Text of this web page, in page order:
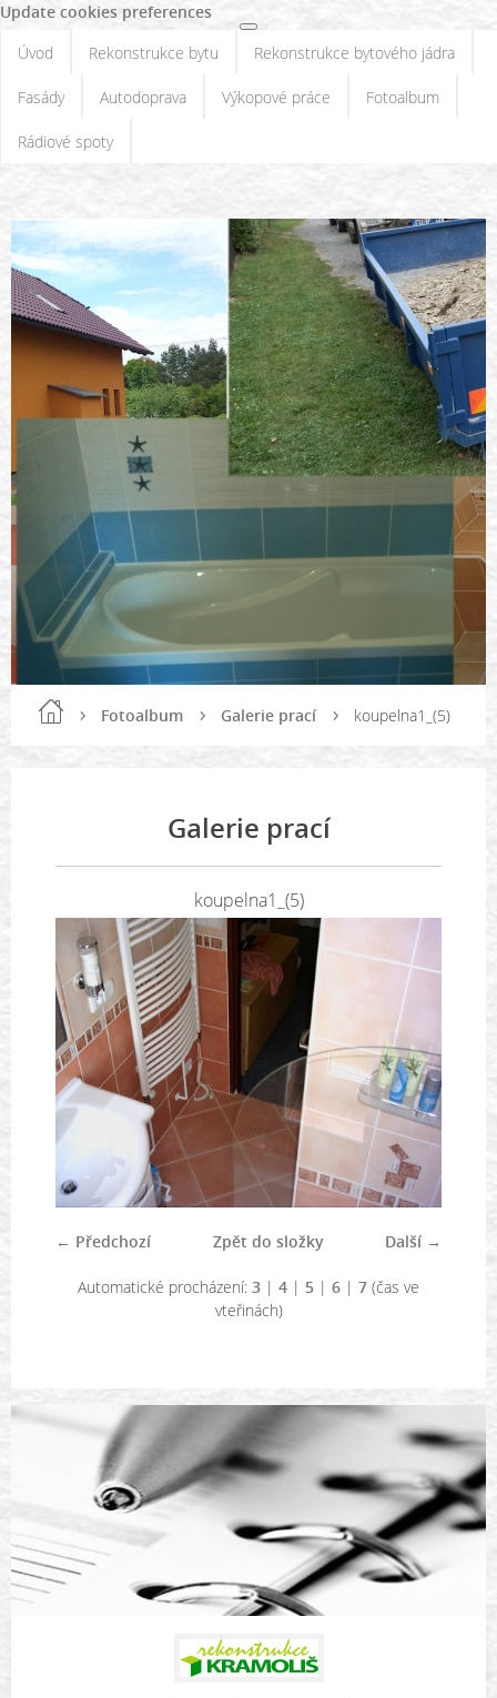
Update cookies preferences
Úvod
Rekonstrukce bytu Rekonstrukce bytového jádra
Fasády Autodoprava Výkopové práce Fotoalbum
Rádiové spoty
Fotoalbum Galerie prací koupelna1_(5)
Galerie prací
koupelna1_(5)
← Předchozí Další →
Zpět do složky
Automatické procházení: 3 | 4 | 5 | 6 | 7 (čas ve
vteřinách)